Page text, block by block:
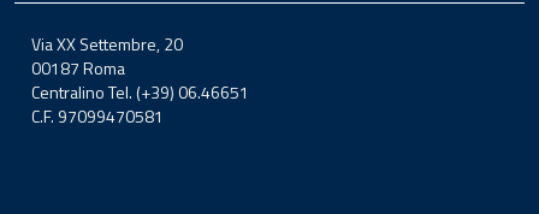
Via XX Settembre, 20
00187 Roma
Centralino Tel. (+39) 06.46651
C.F. 97099470581